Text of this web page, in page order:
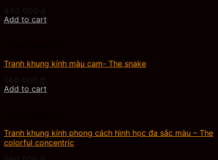
Add to cart
Tranh khung kính màu cam- The snake
Add to cart
Tranh khung kính phong cách hình học đa sắc màu – The
colorful concentric